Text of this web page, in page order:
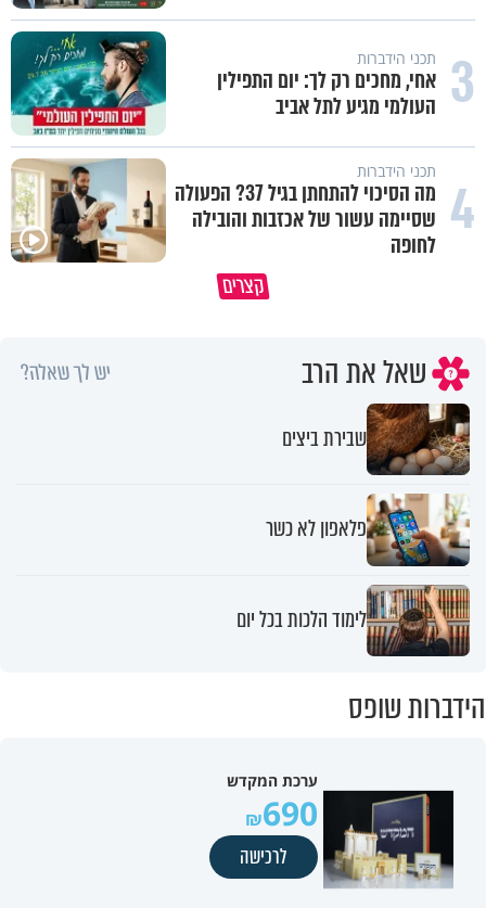
3 תכני הידברות
אחי, מחכים רק לך: יום התפילין
העולמי מגיע לתל אביב
4 תכני הידברות
מה הסיכוי להתחתן בגיל 37? הפעולה
שסיימה עשור של אכזבות והובילה
לחופה
קצרים
רבתם שוב? 💔 זה לא אומר
שאל את הרב יש לך שאלה?
שבירת ביצים
פלאפון לא כשר
לימוד הלכות בכל יום
הידברות שופס
ערכת המקדש
690
לרכישה